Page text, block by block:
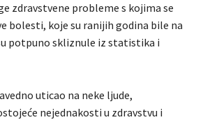
zdravstvene probleme s kojima se
bolesti, koje su ranijih godina bile na
potpuno skliznule iz statistika i
uticao na neke ljude,
nejednakosti u zdravstvu i